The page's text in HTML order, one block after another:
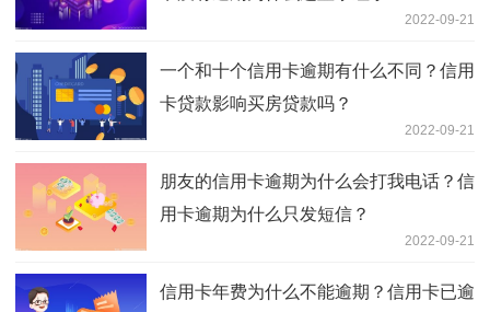
2022-09-21
一个和十个信用卡逾期有什么不同？信用
卡贷款影响买房贷款吗？
2022-09-21
朋友的信用卡逾期为什么会打我电话？信
用卡逾期为什么只发短信？
2022-09-21
信用卡年费为什么不能逾期？信用卡已逾